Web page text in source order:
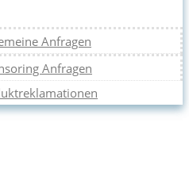
Anfragen
Anfragen